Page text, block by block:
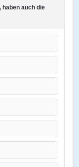
haben auch die